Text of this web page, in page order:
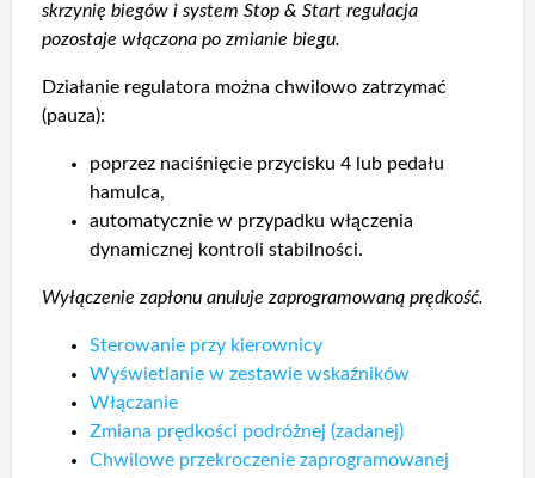
skrzynię biegów i system Stop & Start regulacja
pozostaje włączona po zmianie biegu.
Działanie regulatora można chwilowo zatrzymać
(pauza):
poprzez naciśnięcie przycisku 4 lub pedału
hamulca,
automatycznie w przypadku włączenia
dynamicznej kontroli stabilności.
Wyłączenie zapłonu anuluje zaprogramowaną prędkość.
Sterowanie przy kierownicy
Wyświetlanie w zestawie wskaźników
Włączanie
Zmiana prędkości podróżnej (zadanej)
Chwilowe przekroczenie zaprogramowanej